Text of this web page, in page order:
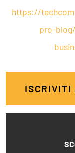
https://
pro-
ISCRIVITI